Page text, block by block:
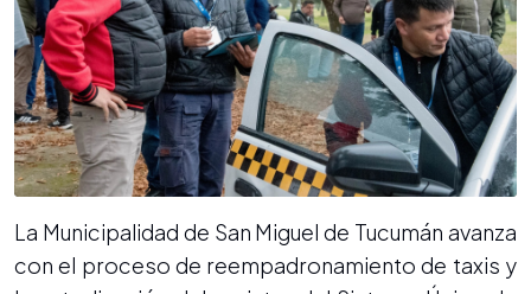
La Municipalidad de San Miguel de Tucumán avanza
con el proceso de reempadronamiento de taxis y